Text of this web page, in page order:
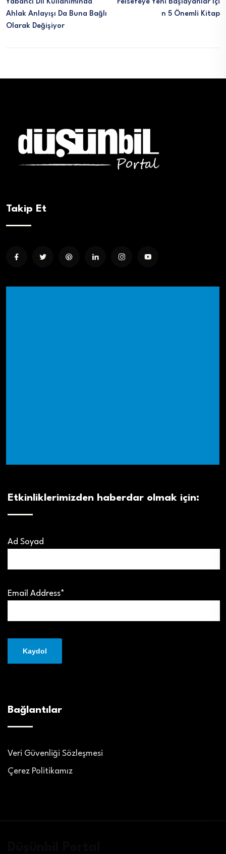
Yabancı Dil Kullanımında
Ahlak Anlayışı Da Buna Bağlı
Olarak Değişiyor
Felsefeye Yeni Başlayanlar İçi
N 5 Önemli Kitap
Takip Et
Etkinliklerimizden haberdar olmak için:
Ad Soyad
Email Address*
Bağlantılar
Veri Güvenliği Sözleşmesi
Çerez Politikamız